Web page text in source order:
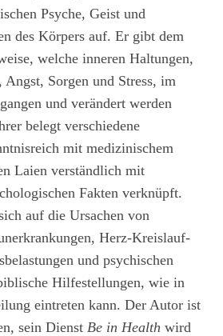
Psyche, Geist und
des Körpers auf. Er gibt dem
welche inneren Haltungen,
Sorgen und Stress, im
und verändert werden
belegt verschiedene
mit medizinischem
Laien verständlich mit
Fakten verknüpft.
auf die Ursachen von
Herz-Kreislauf-
und psychischen
Hilfestellungen, wie in
eintreten kann. Der Autor ist
sein Dienst Be in Health wird